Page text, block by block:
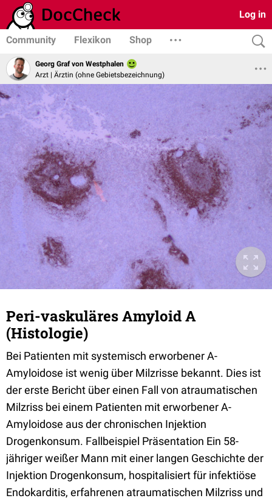
Log in
Community Flexikon Shop
Georg Graf von Westphalen
Arzt | Ärztin (ohne Gebietsbezeichnung)
Peri-vaskuläres Amyloid A
(Histologie)
Bei Patienten mit systemisch erworbener A-
Amyloidose ist wenig über Milzrisse bekannt. Dies ist
der erste Bericht über einen Fall von atraumatischen
Milzriss bei einem Patienten mit erworbener A-
Amyloidose aus der chronischen Injektion
Drogenkonsum. Fallbeispiel Präsentation Ein 58-
jähriger weißer Mann mit einer langen Geschichte der
Injektion Drogenkonsum, hospitalisiert für infektiöse
Endokarditis, erfahrenen atraumatischen Milzriss und